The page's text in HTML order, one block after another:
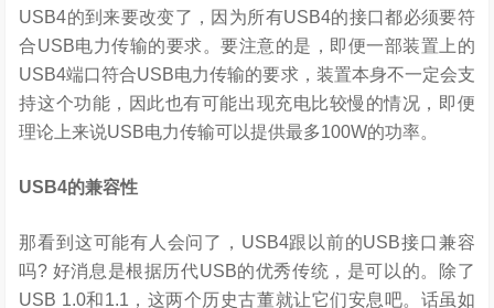
USB4的到来要改变了，因为所有USB4的接口都必须要符
合USB电力传输的要求。要注意的是，即便一部装置上的
USB4端口符合USB电力传输的要求，装置本身不一定会支
持这个功能，因此也有可能出现充电比较慢的情况，即便
理论上来说USB电力传输可以提供最多100W的功率。
USB4的兼容性
那看到这可能有人会问了，USB4跟以前的USB接口兼容
吗? 好消息是根据历代USB的优秀传统，是可以的。除了
USB 1.0和1.1，这两个历史古董就让它们安息吧。话虽如